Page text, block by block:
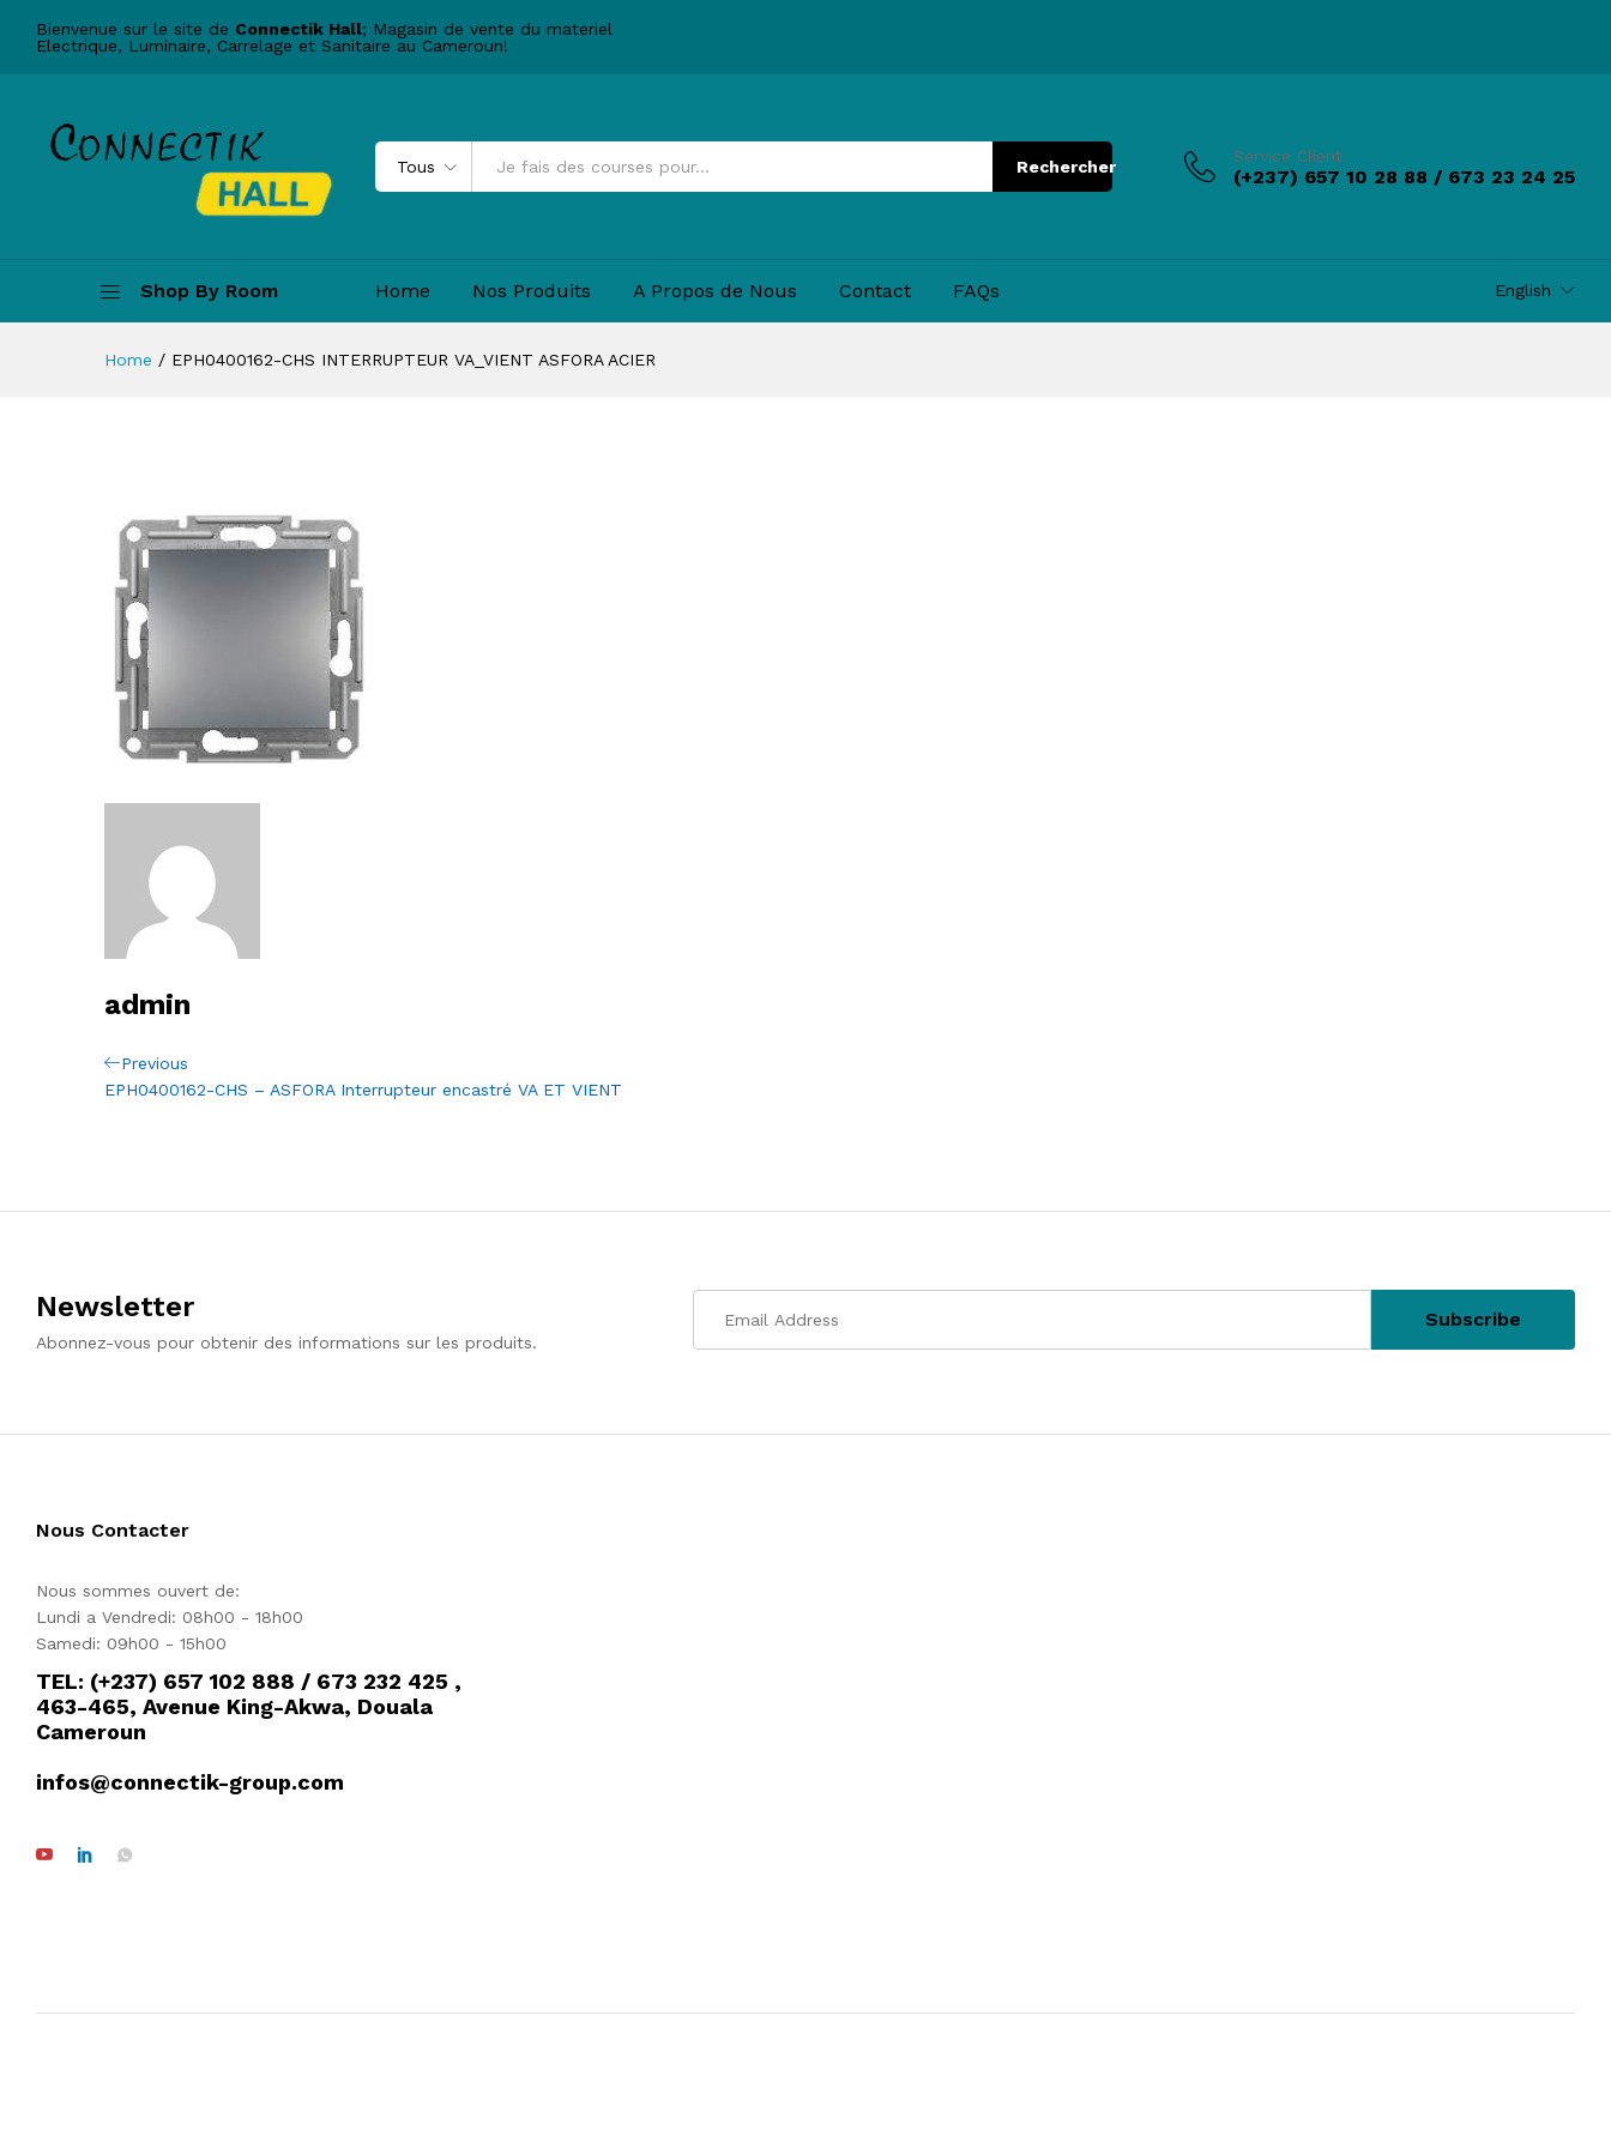
Bienvenue sur le site de Connectik Hall; Magasin de vente du materiel
Electrique, Luminaire, Carrelage et Sanitaire au Cameroun!
Tous Rechercher
Service Client
(+237) 657 10 28 88 / 673 23 24 25
Shop By Room
Salle de Bains et
Home Nos Produits A Propos de Nous Contact FAQs English
Home / EPH0400162-CHS INTERRUPTEUR VA_VIENT ASFORA ACIER
admin
Navigation
Previous
Post
Previous
EPH0400162-CHS – ASFORA Interrupteur encastré VA ET VIENT
Newsletter
Abonnez-vous pour obtenir des informations sur les produits.
Nous Contacter
Nous sommes ouvert de:
Lundi a Vendredi: 08h00 - 18h00
Samedi: 09h00 - 15h00
TEL: (+237) 657 102 888 / 673 232 425 ,
463-465, Avenue King-Akwa, Douala
Cameroun
infos@connectik-group.com